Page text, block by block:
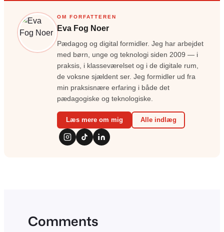
OM FORFATTEREN
Eva Fog Noer
Pædagog og digital formidler. Jeg har arbejdet
med børn, unge og teknologi siden 2009 — i
praksis, i klasseværelset og i de digitale rum,
de voksne sjældent ser. Jeg formidler ud fra
min praksisnære erfaring i både det
pædagogiske og teknologiske.
Læs mere om mig Alle indlæg
Comments